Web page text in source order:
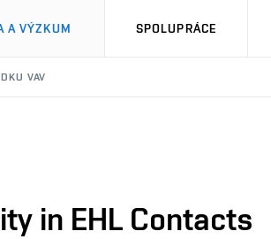
A VÝZKUM SPOLUPRÁCE
VAV
in EHL Contacts